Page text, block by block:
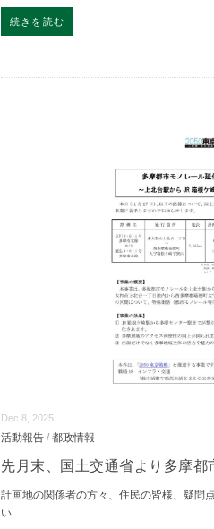
続きを読む
Dec 8, 2025
活動報告 /都政情報
先月末、国土交通省より多摩
計画地の関係者の方々、住民の皆様、疑問
い...